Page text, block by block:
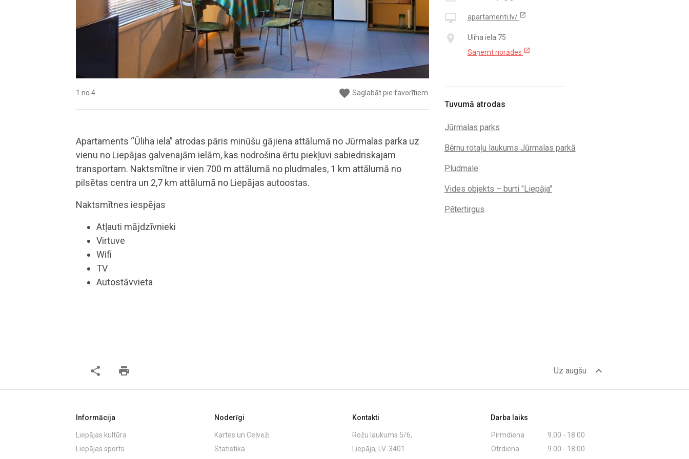
1 no 4 favorite Saglabāt pie favorītiem
2 no 4 favorite Saglabāt pie favorītiem
3 no 4 favorite Saglabāt pie favorītiem
4 no 4 favorite Saglabāt pie favorītiem
Apartaments “Ūliha iela” atrodas pāris minūšu gājiena attālumā no Jūrmalas parka uz
vienu no Liepājas galvenajām ielām, kas nodrošina ērtu piekļuvi sabiedriskajam
transportam. Naktsmītne ir vien 700 m attālumā no pludmales, 1 km attālumā no
pilsētas centra un 2,7 km attālumā no Liepājas autoostas.
Naktsmītnes iespējas
Atļauti mājdzīvnieki
Virtuve
Wifi
TV
Autostāvvieta
desktop_mac apartamenti.lv/ open_in_new
place
Uliha iela 75
Saņemt norādes open_in_new
Tuvumā atrodas
Jūrmalas parks
Bērnu rotaļu laukums Jūrmalas parkā
Pludmale
Vides objekts – burti "Liepāja"
Pētertirgus
share print Uz augšu expand_less
Informācija
Liepājas kultūra
Liepājas sports
Noderīgi
Kartes un Ceļveži
Statistika
Kontakti
Rožu laukums 5/6,
Liepāja, LV-3401
Darba laiks
Pirmdiena
9.00 - 18.00
Otrdiena
9.00 - 18.00